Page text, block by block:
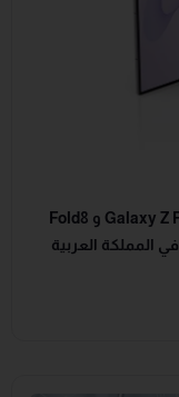
سامسونج تُطلق رسمياً أجهزة Galaxy Z Fold8 Ultra و Fold8
و Flip8 وساعتي Watch Ultra2 و Watch9 في المملكة العربية